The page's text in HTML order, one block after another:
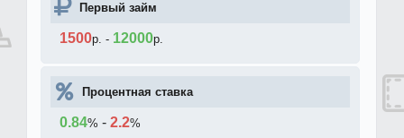
Первый займ
1500р. - 12000р.
Процентная ставка
0.84% - 2.2%